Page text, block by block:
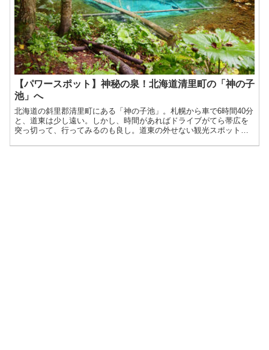
【パワースポット】神秘の泉！北海道清里町の「神の子
池」へ
北海道の斜里郡清里町にある「神の子池」。札幌から車で6時間40分
と、道東は少し遠い。しかし、時間があればドライブがてら帯広を
突っ切って、行ってみるのも良し。道東の外せない観光スポット、